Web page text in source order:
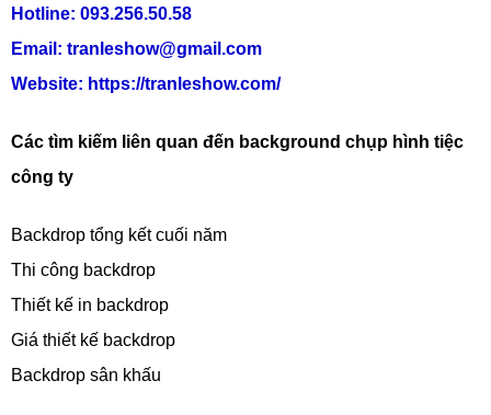
Hotline: 093.256.50.58
Email: tranleshow@gmail.com
Website: https://tranleshow.com/
Các tìm kiếm liên quan đến background chụp hình tiệc
công ty
Backdrop tổng kết cuối năm
Thi công backdrop
Thiết kế in backdrop
Giá thiết kế backdrop
Backdrop sân khấu